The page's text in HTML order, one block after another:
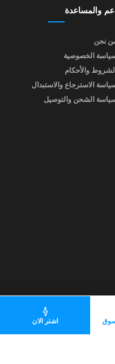
اشتر الان
والمساعدة
نحن
الخصوصية
الشروط والأحكام
الاسترجاع والاستبدال
الشحن والتوصيل